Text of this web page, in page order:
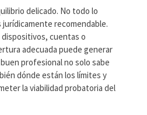
delicado. No todo lo
recomendable.
cuentas o
adecuada puede generar
profesional no solo sabe
dónde están los límites y
la viabilidad probatoria del